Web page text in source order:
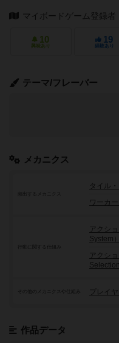
マイボードゲーム登録者
10
興味あり
19
経験あり
テーマ/フレーバー
メカニクス
頻出するメカニクス
タイル
ワーカ
行動に関する仕組み
アクシ
System）
アクシ
Selection
その他のメカニクスや仕組み プレイ
作品データ